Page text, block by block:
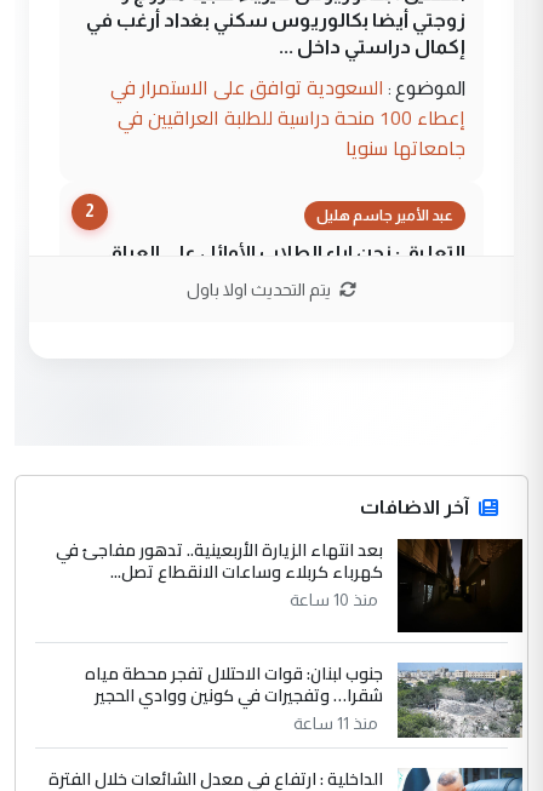
زوجتي أيضا بكالوريوس سكني بغداد أرغب في
إكمال دراستي داخل ...
الموضوع : السعودية توافق على الاستمرار في
إعطاء 100 منحة دراسية للطلبة العراقيين في
جامعاتها سنويا
2 عبد الأمير جاسم هليل
التعليق : نحن اباء الطلاب الأوائل على العراق
نتشرف بلقاء السيد احمد الصافي في العتبات
التعليق : قرار مستعجل جدا ولامصلحة فيه
للوزاره ولا للمواطن القرار الصائب يكون بعد
الاستماع للمدير ومغرفة ...
الموضوع :
وزير الصحة يعفي مدير مستشفى الكرخ
العام في بغداد
4 سردار
التعليق : واحد من عصابة علي ماما يسقط
جنسية الرافد الثالث للعراق ومن اصول عريقة
ابا فرات ...
يتم التحديث اولا باول
آخر الاضافات
بعد انتهاء الزيارة الأربعينية.. تدهور مفاجئ في
كهرباء كربلاء وساعات الانقطاع تصل...
منذ 10 ساعة
جنوب لبنان: قوات الاحتلال تفجر محطة مياه
شقرا… وتفجيرات في كونين ووادي الحجير
منذ 11 ساعة
الداخلية : ارتفاع في معدل الشائعات خلال الفترة